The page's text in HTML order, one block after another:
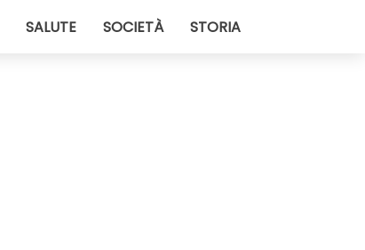
SALUTE SOCIETÀ STORIA